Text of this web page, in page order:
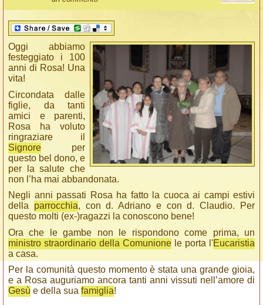
Oggi abbiamo
festeggiato i 100
anni di Rosa! Una
vita!
Circondata dalle
figlie, da tanti
amici e parenti,
Rosa ha voluto
ringraziare il
Signore per
questo bel dono, e
per la salute che
non l’ha mai abbandonata.
Negli anni passati Rosa ha fatto la cuoca ai campi estivi
della parrocchia, con d. Adriano e con d. Claudio. Per
questo molti (ex-)ragazzi la conoscono bene!
Ora che le gambe non le rispondono come prima, un
ministro straordinario della Comunione le porta l'Eucaristia
a casa.
Per la comunità questo momento è stata una grande gioia,
e a Rosa auguriamo ancora tanti anni vissuti nell’amore di
Gesù e della sua famiglia!